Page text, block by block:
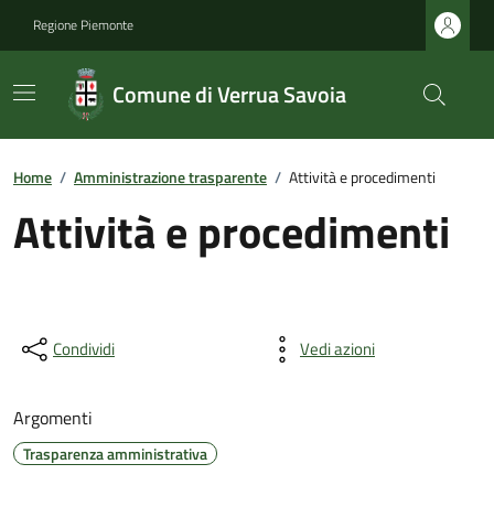
Regione Piemonte
Comune di Verrua Savoia
Home / Amministrazione trasparente / Attività e procedimenti
Attività e procedimenti
Condividi Vedi azioni
Argomenti
Trasparenza amministrativa